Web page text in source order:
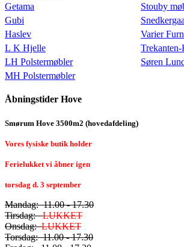
Getama
Gubi
Haslev
L K Hjelle
LH Polstermøbler
MH Polstermøbler
Stouby
Varier
Søren
Åbningstider Hove
Smørum Hove 3500m2 (hovedafdeling)
Vores fysiske butik holder
Ferielukket vi åbner igen
torsdag d. 3 september
Mandag: 11.00 - 17.30
Tirsdag:LUKKET
Onsdag:LUKKET
Torsdag: 11.00 - 17.30